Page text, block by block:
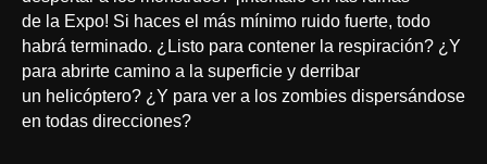
de la Expo! Si haces el más mínimo ruido fuerte, todo
habrá terminado. ¿Listo para contener la respiración? ¿Y
para abrirte camino a la superficie y derribar
un helicóptero? ¿Y para ver a los zombies dispersándose
en todas direcciones?